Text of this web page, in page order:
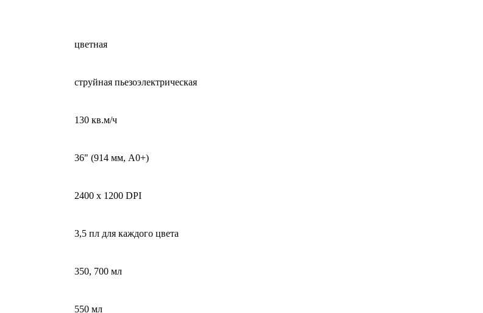
цветная
струйная пьезоэлектрическая
130 кв.м/ч
36" (914 мм, A0+)
2400 x 1200 DPI
3,5 пл для каждого цвета
350, 700 мл
550 мл